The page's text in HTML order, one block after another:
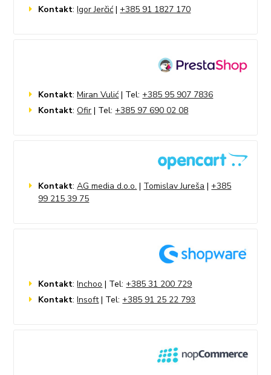
Kontakt:Igor Jerčić |+385 91 1827 170
Kontakt:Miran Vulić | Tel:+385 95 907 7836
Kontakt:Ofir | Tel:+385 97 690 02 08
Kontakt:AG media d.o.o. | Tomislav Jureša |+385
99 215 39 75
Kontakt:Inchoo | Tel:+385 31 200 729
Kontakt:Insoft| Tel:+385 91 25 22 793